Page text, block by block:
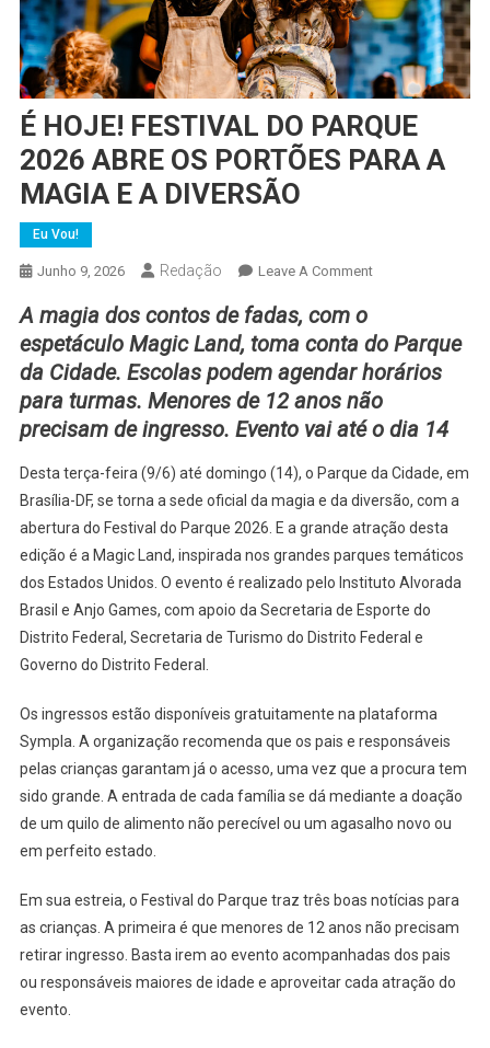
É HOJE! FESTIVAL DO PARQUE
2026 ABRE OS PORTÕES PARA A
MAGIA E A DIVERSÃO
Eu Vou!
Junho 9, 2026 Redação Leave A CommentOn
FESTIVAL
DO
PARQUE
2026
OS
PORTÕES
PARA
A
DIVERSÃO
A magia dos contos de fadas, com o
espetáculo Magic Land, toma conta do Parque
da Cidade. Escolas podem agendar horários
para turmas. Menores de 12 anos não
precisam de ingresso. Evento vai até o dia 14
Desta terça-feira (9/6) até domingo (14), o Parque da Cidade, em
Brasília-DF, se torna a sede oficial da magia e da diversão, com a
abertura do Festival do Parque 2026. E a grande atração desta
edição é a Magic Land, inspirada nos grandes parques temáticos
dos Estados Unidos. O evento é realizado pelo Instituto Alvorada
Brasil e Anjo Games, com apoio da Secretaria de Esporte do
Distrito Federal, Secretaria de Turismo do Distrito Federal e
Governo do Distrito Federal.
Os ingressos estão disponíveis gratuitamente na plataforma
Sympla. A organização recomenda que os pais e responsáveis
pelas crianças garantam já o acesso, uma vez que a procura tem
sido grande. A entrada de cada família se dá mediante a doação
de um quilo de alimento não perecível ou um agasalho novo ou
em perfeito estado.
Em sua estreia, o Festival do Parque traz três boas notícias para
as crianças. A primeira é que menores de 12 anos não precisam
retirar ingresso. Basta irem ao evento acompanhadas dos pais
ou responsáveis maiores de idade e aproveitar cada atração do
evento.